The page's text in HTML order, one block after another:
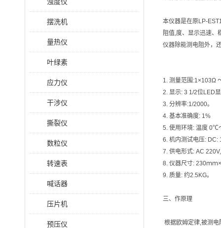
摆洗机
量热仪
叶绿素
应力仪
干涉仪
撕裂仪
数粒仪
转速表
喊话器
压片机
预压仪
本仪器是在原LP-
阻值,度、显示迅速、
仪器除能测电阻外，
1. 测量范围:1×103Ω
2. 显示: 3 1/2位LED
3. 分辨率:1/2000。
4. 基本准确度: 1%
5. 使用环境: 温度
6. 机内测试电压:
7. 供电形式: AC
8. 仪器尺寸: 230ｍｍ
9. 质量: 约2.5KG。
三、 作原理
根据欧姆定律,被测